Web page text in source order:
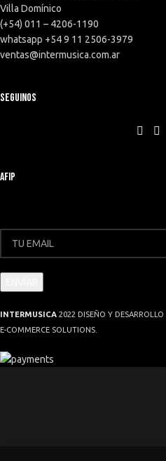
Villa Domínico
(+54) 011 – 4206-1190
whatsapp +54 9 11 2506-3979
ventas@intermusica.com.ar
SEGUINOS
AFIP
INTERMUSICA 2022 DISEÑO Y DESARROLLO
E-COMMERCE SOLUTIONS.